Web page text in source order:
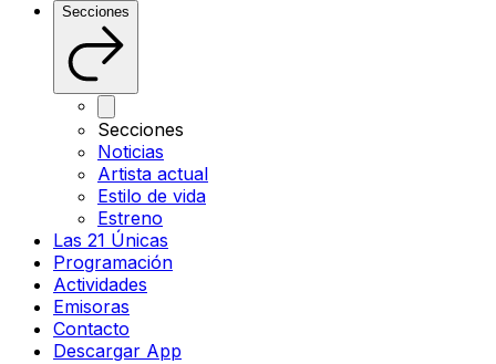
Secciones
Secciones
Noticias
Artista actual
Estilo de vida
Estreno
Las 21 Únicas
Programación
Actividades
Emisoras
Contacto
Descargar App